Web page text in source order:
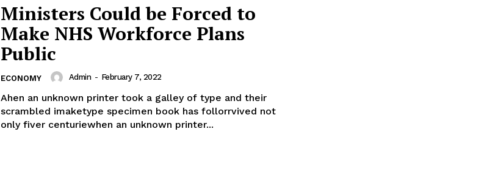
Ministers Could be Forced to
Make NHS Workforce Plans
Public
ECONOMY Admin - February 7, 2022
Ahen an unknown printer took a galley of type and their
scrambled imaketype specimen book has follorrvived not
only fiver centuriewhen an unknown printer...